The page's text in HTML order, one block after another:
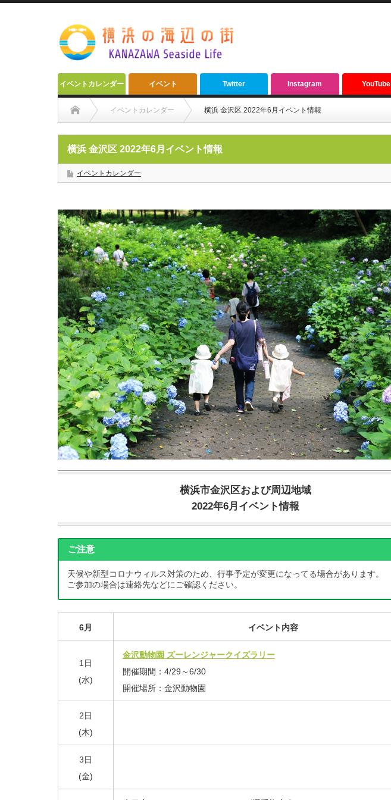
イベントカレンダー イベント Twitter Instagram YouTube
イベントカレンダー 横浜 金沢区 2022年6月イベント情報
横浜 金沢区 2022年6月イベント情報
イベントカレンダー
横浜市金沢区および周辺地域
2022年6月イベント情報
ご注意
天候や新型コロナウィルス対策のため、行事予定が変更になってる場合があります。
ご参加の場合は連絡先などにご確認ください。
6月 イベント内容
1日
(水)
金沢動物園 ズーレンジャークイズラリー
開催期間：4/29～6/30
開催場所：金沢動物園
2日
(木)
3日
(金)